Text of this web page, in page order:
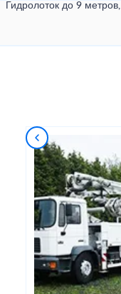
Гидролоток до 9